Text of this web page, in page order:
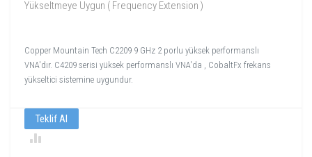
Yükseltmeye Uygun ( Frequency Extension )
Copper Mountain Tech C2209 9 GHz 2 porlu yüksek performanslı
VNA'dır. C4209 serisi yüksek performanslı VNA'da , CobaltFx frekans
yükseltici sistemine uygundur.
Teklif Al